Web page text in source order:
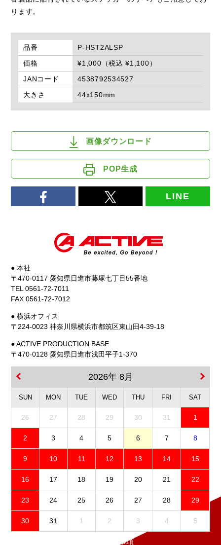
ります。
品番
P-HST2ALSP
価格
¥1,000（税込 ¥1,100）
JANコード
4538792534527
大きさ
44x150mm
画像ダウンロード
POP生成
LINE
● 本社
〒470-0117 愛知県日進市藤塚七丁目55番地
TEL 0561-72-7011
FAX 0561-72-7012
● 横浜オフィス
〒224-0023 神奈川県横浜市都筑区東山田4-39-18
● ACTIVE PRODUCTION BASE
〒470-0128 愛知県日進市浅田平子1-370
2026年 8月
SUN MON TUE WED THU FRI SAT
26 27 28 29 30 31 1
2 3 4 5 6 7 8
9 10 11 12 13 14 15
16 17 18 19 20 21 22
23 24 25 26 27 28 29
30 31 1 2 3 4 5
免責事項